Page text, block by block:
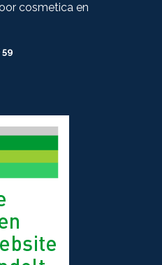
cosmetica en